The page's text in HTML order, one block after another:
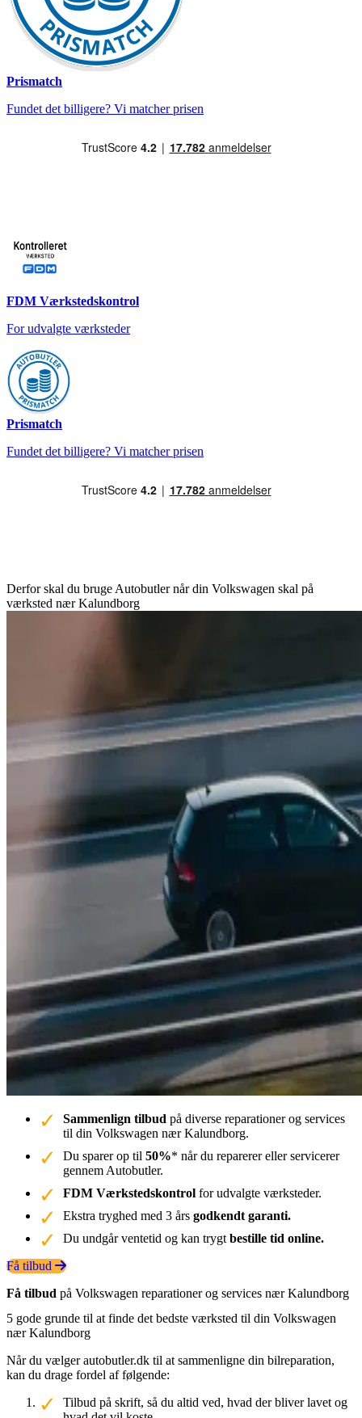
Prismatch
Fundet det billigere? Vi matcher prisen
FDM Værkstedskontrol
For udvalgte værksteder
Prismatch
Fundet det billigere? Vi matcher prisen
Derfor skal du bruge Autobutler når din Volkswagen skal på
værksted nær Kalundborg
Sammenlign tilbud på diverse reparationer og services
til din Volkswagen nær Kalundborg.
Du sparer op til 50%* når du reparerer eller servicerer
gennem Autobutler.
FDM Værkstedskontrol for udvalgte værksteder.
Ekstra tryghed med 3 års godkendt garanti.
Du undgår ventetid og kan trygt bestille tid online.
Få tilbud
Få tilbud på Volkswagen reparationer og services nær Kalundborg
5 gode grunde til at finde det bedste værksted til din Volkswagen
nær Kalundborg
Når du vælger autobutler.dk til at sammenligne din bilreparation,
kan du drage fordel af følgende:
Tilbud på skrift, så du altid ved, hvad der bliver lavet og